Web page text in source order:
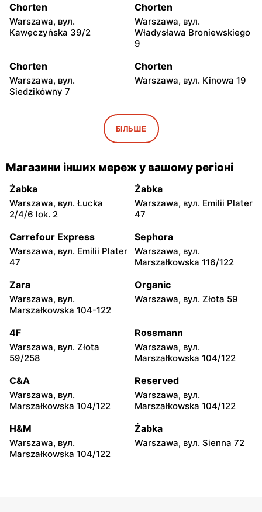
Chorten
Warszawa, вул.
Kawęczyńska 39/2
Chorten
Warszawa, вул.
Władysława Broniewskiego
9
Chorten
Warszawa, вул.
Siedzikówny 7
Chorten
Warszawa, вул. Kinowa 19
Chorten
Warszawa al. Stanów
Zjednoczonych 32/U1
Chorten
Warszawa, вул. Franciszka
Żymirskiego 7/168u
Chorten
Warszawa, вул.
Wejherowska 20
Chorten
6/18
Chorten
Barkocińska 6
Chorten
28\U4
Chorten
Chorten
Romana Abrahama 7a
Chorten
Wrocławska 27 lok.100/103
Chorten
Wrocławska 18/1a
Chorten
Pułku 15c
Chorten
Gwiaździsta 29a
Chorten
Chorten Chorten
БІЛЬШЕ
Магазини інших мереж у вашому регіоні
Żabka
Warszawa, вул. Łucka
2/4/6 lok. 2
Żabka
Warszawa, вул. Emilii Plater
47
Carrefour Express
Warszawa, вул. Emilii Plater
47
Sephora
Warszawa, вул.
Marszałkowska 116/122
Zara
Warszawa, вул.
Marszałkowska 104-122
Organic
Warszawa, вул. Złota 59
4F
Warszawa, вул. Złota
59/258
Rossmann
Warszawa, вул.
Marszałkowska 104/122
C&A
Warszawa, вул.
Marszałkowska 104/122
Reserved
Warszawa, вул.
Marszałkowska 104/122
H&M
Warszawa, вул.
Marszałkowska 104/122
Żabka
Warszawa, вул. Sienna 72